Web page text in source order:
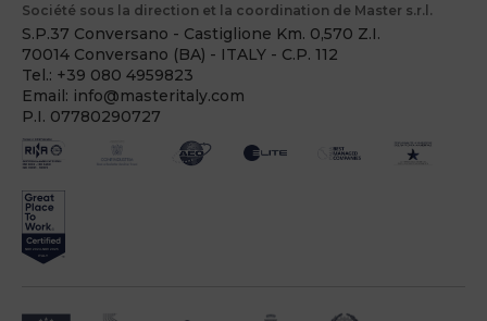
Société sous la direction et la coordination de Master s.r.l.
S.P.37 Conversano - Castiglione Km. 0,570 Z.I.
70014 Conversano (BA) - ITALY - C.P. 112
Tel.: +39 080 4959823
Email: info@masteritaly.com
P.I. 07780290727